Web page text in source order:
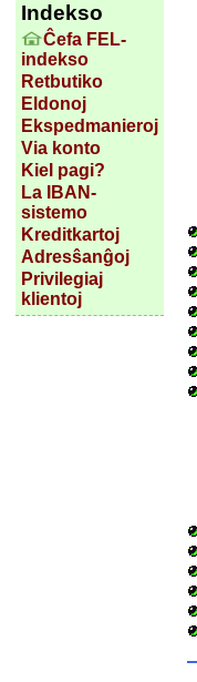
Indekso
Ĉefa FEL-
indekso
Retbutiko
Eldonoj
Ekspedmanieroj
Via konto
Kiel pagi?
La IBAN-
sistemo
Kreditkartoj
Adresŝanĝoj
Privilegiaj
klientoj